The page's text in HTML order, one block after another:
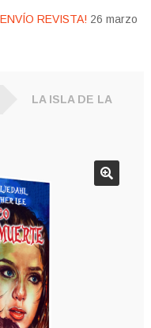
REVISTA! 26 marzo
LA ISLA DE LA